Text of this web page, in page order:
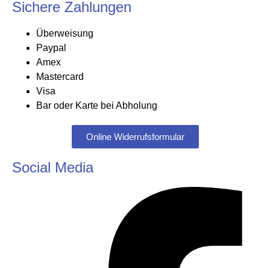
Sichere Zahlungen
Überweisung
Paypal
Amex
Mastercard
Visa
Bar oder Karte bei Abholung
Online Widerrufsformular
Social Media